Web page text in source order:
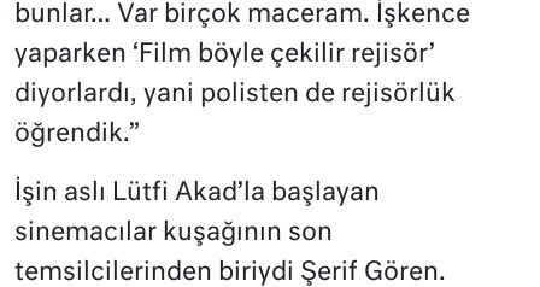
bunlar… Var birçok maceram. İşkence
yaparken ‘Film böyle çekilir rejisör’
diyorlardı, yani polisten de rejisörlük
öğrendik.”
İşin aslı Lütfi Akad’la başlayan
sinemacılar kuşağının son
temsilcilerinden biriydi Şerif Gören.